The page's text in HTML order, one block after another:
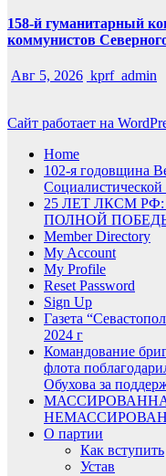
158-й гуманитарный
коммунистов
Авг 5, 2026 kprf_admin
Сайт работает на
Home
102-я годовщина
25 ЛЕТ ЛКСМ
ПОЛНОЙ
Member Directory
My Account
My Profile
Reset Password
Sign Up
Газета
2024 г
Командование
флота
Обухова за
О партии
Как вступить
Устав